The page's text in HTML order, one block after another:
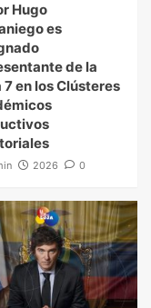
Hugo
es
de la
7 en los Clústeres
2026 0